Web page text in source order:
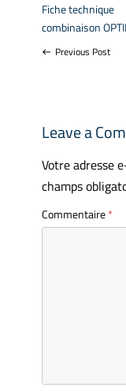
Fiche technique
combinaison
west Previous Post
Leave a
Votre adresse
champs
Commentaire*